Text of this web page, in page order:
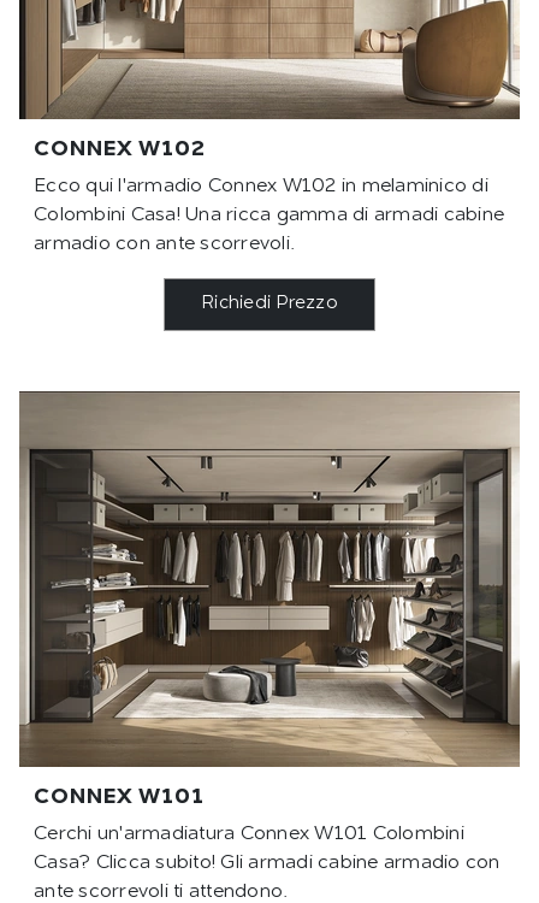
CONNEX W102
Ecco qui l'armadio Connex W102 in melaminico di
Colombini Casa! Una ricca gamma di armadi cabine
armadio con ante scorrevoli.
Richiedi Prezzo
CONNEX W101
Cerchi un'armadiatura Connex W101 Colombini
Casa? Clicca subito! Gli armadi cabine armadio con
ante scorrevoli ti attendono.